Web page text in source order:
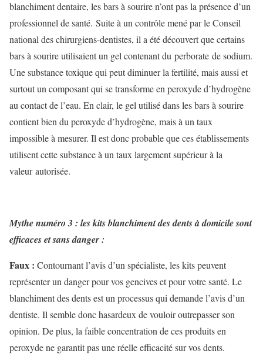
blanchiment dentaire, les bars à sourire n’ont pas la présence d’un
professionnel de santé. Suite à un contrôle mené par le Conseil
national des chirurgiens-dentistes, il a été découvert que certains
bars à sourire utilisaient un gel contenant du perborate de sodium.
Une substance toxique qui peut diminuer la fertilité, mais aussi et
surtout un composant qui se transforme en peroxyde d’hydrogène
au contact de l’eau. En clair, le gel utilisé dans les bars à sourire
contient bien du peroxyde d’hydrogène, mais à un taux
impossible à mesurer. Il est donc probable que ces établissements
utilisent cette substance à un taux largement supérieur à la
valeur autorisée.
Mythe numéro 3 : les kits blanchiment des dents à domicile sont
efficaces et sans danger :
Faux : Contournant l’avis d’un spécialiste, les kits peuvent
représenter un danger pour vos gencives et pour votre santé. Le
blanchiment des dents est un processus qui demande l’avis d’un
dentiste. Il semble donc hasardeux de vouloir outrepasser son
opinion. De plus, la faible concentration de ces produits en
peroxyde ne garantit pas une réelle efficacité sur vos dents.